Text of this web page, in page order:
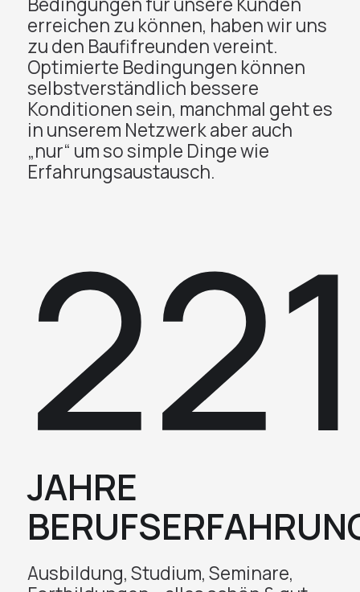
erreichen zu können, haben wir uns
zu den Baufifreunden vereint.
Optimierte Bedingungen können
selbstverständlich bessere
Konditionen sein, manchmal geht es
in unserem Netzwerk aber auch
„nur“ um so simple Dinge wie
Erfahrungsaustausch.
JAHRE
Ausbildung, Studium, Seminare,